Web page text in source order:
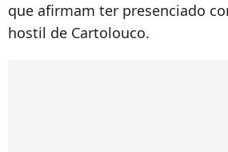
que afirmam ter presenciado
hostil de Cartolouco.